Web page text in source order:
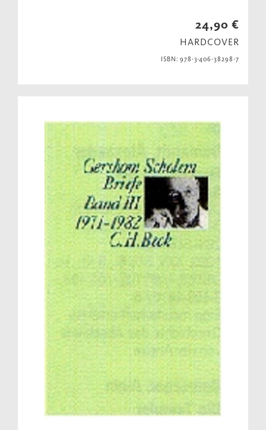
24,90 €
HARDCOVER
ISBN: 978-3-406-38298-7